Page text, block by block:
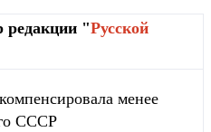
редакции "Русской
менее
СССР